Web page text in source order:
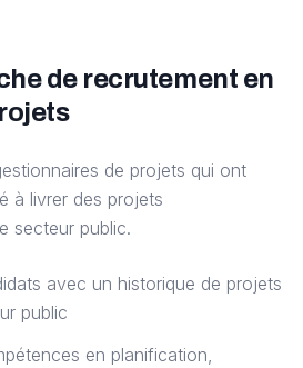
de recrutement en
de projets qui ont
à livrer des projets
secteur public.
avec un historique de projets
public
en planification,